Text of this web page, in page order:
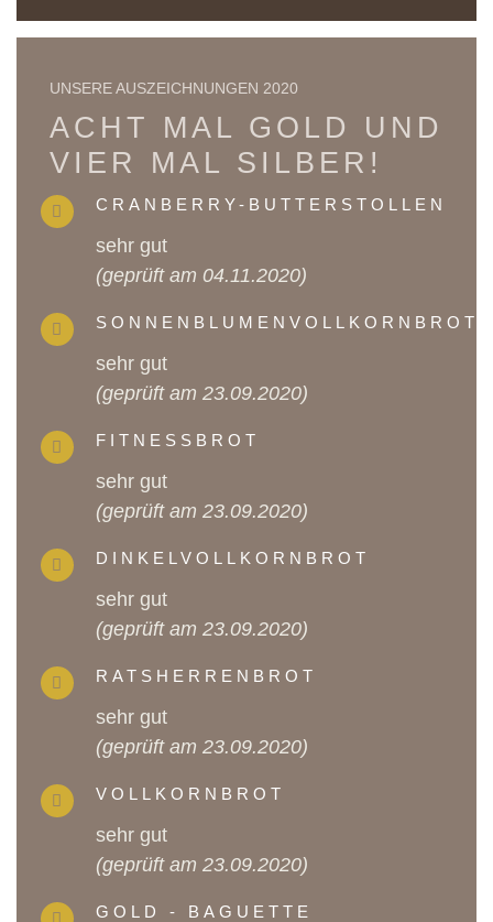
UNSERE AUSZEICHNUNGEN 2020
ACHT MAL GOLD UND
VIER MAL SILBER!
CRANBERRY-BUTTERSTOLLEN
sehr gut
(geprüft am 04.11.2020)
SONNENBLUMENVOLLKORNBROT
sehr gut
(geprüft am 23.09.2020)
FITNESSBROT
sehr gut
(geprüft am 23.09.2020)
DINKELVOLLKORNBROT
sehr gut
(geprüft am 23.09.2020)
RATSHERRENBROT
sehr gut
(geprüft am 23.09.2020)
VOLLKORNBROT
sehr gut
(geprüft am 23.09.2020)
GOLD - BAGUETTE